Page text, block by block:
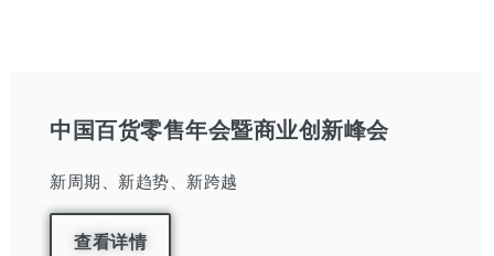
中国百货零售年会暨商业创新峰会
新周期、新趋势、新跨越
查看详情